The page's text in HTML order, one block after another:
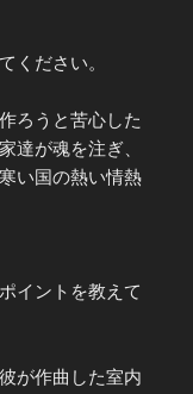
ください。
ろうと苦心した
達が魂を注ぎ、
い国の熱い情熱
イントを教えて
が作曲した室内